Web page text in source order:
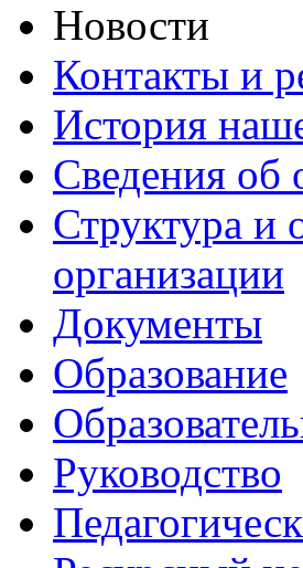
Новости
Контакты и
История
Сведения об
Структура и
организации
Документы
Образование
Руководство